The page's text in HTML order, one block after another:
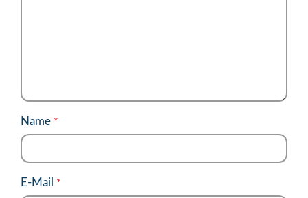
Name *
E-Mail *